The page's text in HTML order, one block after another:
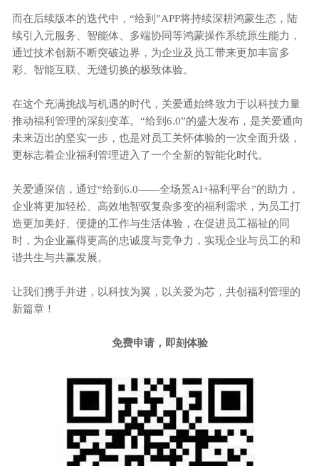
而在后续版本的迭代中， “给到”APP将持续深耕鸿蒙生态，陆
续引入元服务、智能体、多端协同等鸿蒙操作系统原生能力，
通过技术创新不断突破边界，为企业及员工带来更加丰富多
彩、智能互联、无缝切换的极致体验。
在这个充满挑战与机遇的时代，关爱通始终致力于以科技力量
推动福利管理的深刻变革。 “给到6.0”的盛大发布，是关爱通向
未来迈出的坚实一步，也是对员工关怀体验的一次全面升级，
更标志着企业福利管理进入了一个全新的智能化时代。
关爱通深信，通过“给到6.0——全场景AI+福利平台”的助力，
企业将更加轻松、高效地智驭复杂多变的福利需求，为员工打
造更加美好、便捷的工作与生活体验，在促进员工福祉的同
时，为企业赢得更高的忠诚度与竞争力，实现企业与员工的和
谐共生与共赢发展。
让我们携手并进，以科技为翼，以关爱为芯，共创福利管理的
新篇章！
免费申请，即刻体验